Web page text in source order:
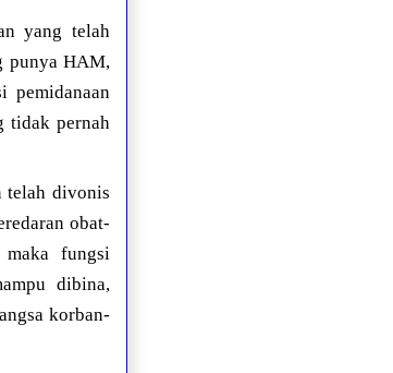
yang telah
punya HAM,
pemidanaan
tidak pernah
telah divonis
obat-
maka fungsi
dibina,
korban-